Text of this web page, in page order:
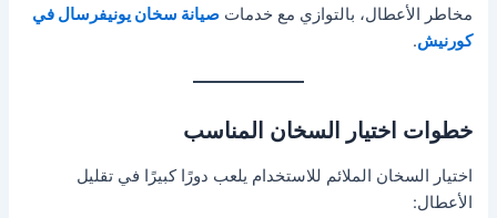
مخاطر الأعطال، بالتوازي مع خدماتصيانة سخان يونيفرسال في
كورنيش.
خطوات اختيار السخان المناسب
اختيار السخان الملائم للاستخدام يلعب دورًا كبيرًا في تقليل
الأعطال: